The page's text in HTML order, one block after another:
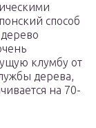
способ
клумбу от
дерева,
на 70-